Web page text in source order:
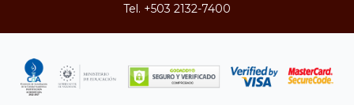
Tel. +503 2132-7400